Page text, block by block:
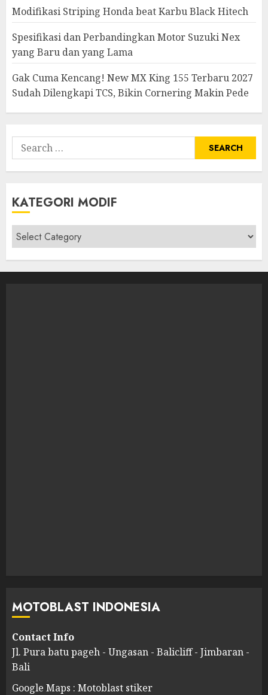
Modifikasi Striping Honda beat Karbu Black Hitech
Spesifikasi dan Perbandingkan Motor Suzuki Nex
yang Baru dan yang Lama
Gak Cuma Kencang! New MX King 155 Terbaru 2027
Sudah Dilengkapi TCS, Bikin Cornering Makin Pede
Search
for:
KATEGORI MODIF
Kategori
modif
MOTOBLAST INDONESIA
Contact Info
Jl. Pura batu pageh - Ungasan - Balicliff - Jimbaran -
Bali
Google Maps : Motoblast stiker